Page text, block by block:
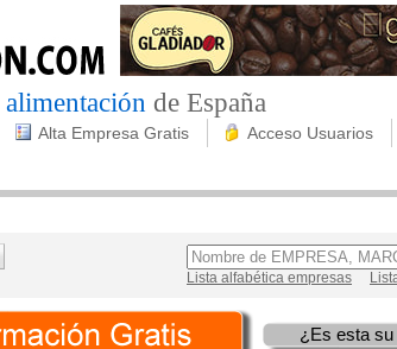
alimentación de España
Alta Empresa Gratis Acceso Usuarios
Lista alfabética empresas
¿Es esta